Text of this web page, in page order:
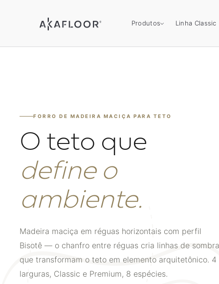
Produtos Linha Classic
FORRO DE MADEIRA MACIÇA PARA TETO
O teto que
define o
ambiente.
Madeira maciça em réguas horizontais com perfil
Bisotê — o chanfro entre réguas cria linhas de sombra
que transformam o teto em elemento arquitetônico. 4
larguras, Classic e Premium, 8 espécies.